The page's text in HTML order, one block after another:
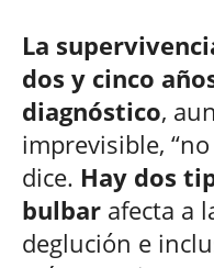
La
dos y cinco
diagnóstico,
imprevisible,
dice. Hay dos
bulbar afecta a
deglución e